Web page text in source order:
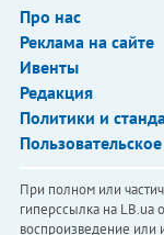
Про нас
Реклама на сайте
Ивенты
Редакция
Политики и
При полном или
гиперссылка на LB.ua
воспроизведение или